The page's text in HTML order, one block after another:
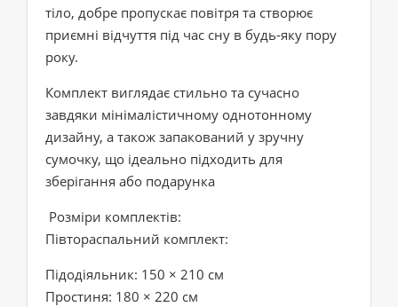
тіло, добре пропускає повітря та створює
приємні відчуття під час сну в будь-яку пору
року.
Комплект виглядає стильно та сучасно
завдяки мінімалістичному однотонному
дизайну, а також запакований у зручну
сумочку, що ідеально підходить для
зберігання або подарунка
Розміри комплектів:
Півтораспальний комплект:
Підодіяльник: 150 × 210 см
Простиня: 180 × 220 см